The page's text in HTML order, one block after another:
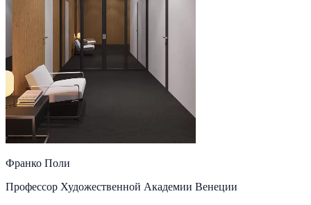
Франко Поли
Профессор Художественной Академии Венеции